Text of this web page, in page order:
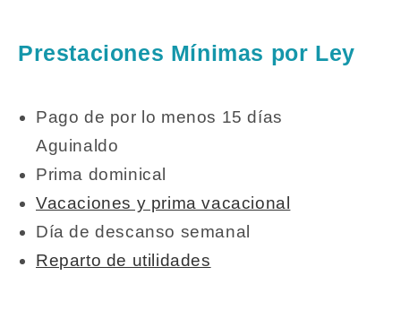
Prestaciones Mínimas por Ley
Pago de por lo menos 15 días
Aguinaldo
Prima dominical
Vacaciones y prima vacacional
Día de descanso semanal
Reparto de utilidades